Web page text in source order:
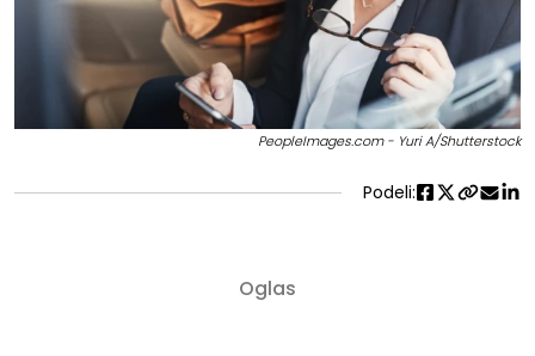
PeopleImages.com - Yuri A/Shutterstock
Podeli: